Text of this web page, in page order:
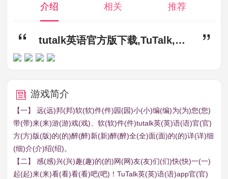
介绍 相关 推荐
tutalk英语官方版下载,TuTalk,英语app,学习app
游戏简介
【一】 远(远)邦(邦)软(软)件(件)园(园)小(小)编(编)为(为)您(您)
带(带)来(来)游(游)戏(戏)、软(软)件(件)tutalk英(英)语(语)官(官)
方(方)版(版)的(的)醉(醉)新(新)醉(醉)全(全)面(面)的(的)详(详)细
(细)介(介)绍(绍)。
【二】 感(感)兴(兴)趣(趣)的(的)网(网)友(友)们(们)快(快)一(一)
起(起)来(来)看(看)看(看)吧(吧)！TuTalk英(英)语(语)app官(官)